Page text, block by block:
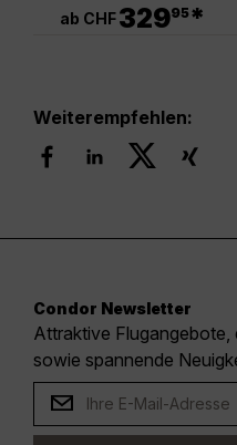
ab CHF32995*
Weiterempfehlen:
Condor Newsletter
Attraktive
sowie spannende